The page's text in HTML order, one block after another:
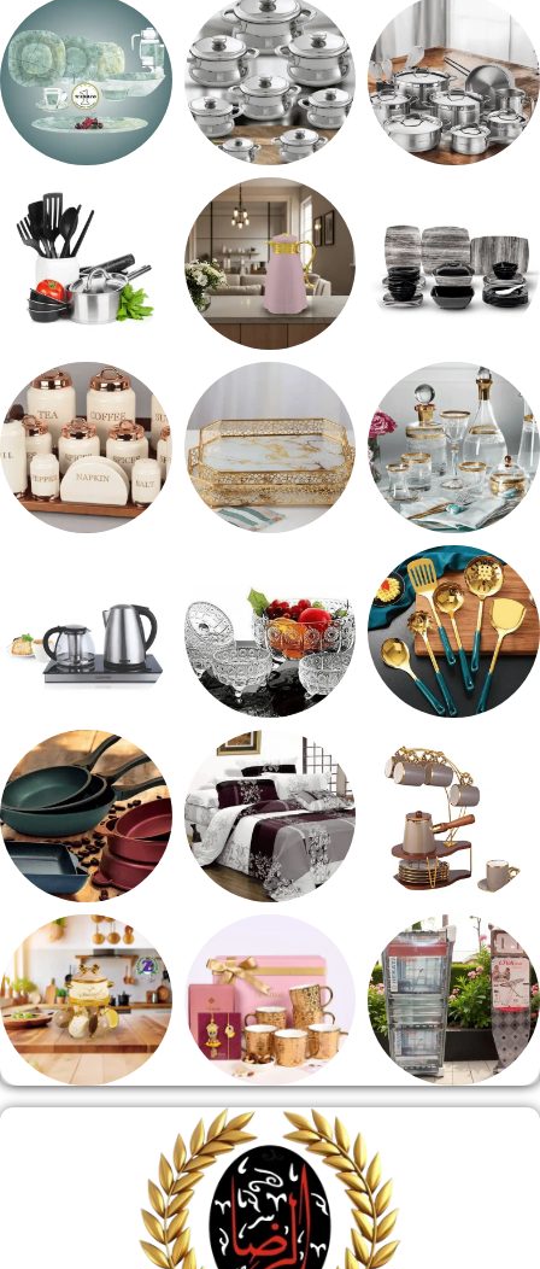
ARSHiA حلل جرانيت
حلل المونيا
طقم ميلامين ترمس شاي رفايع المطبخ
شربات وكاسات
طقم خشاف ادوات كهربائية
طقم قهوه وشاي مقلايه وطاجن
هدايا وسيلفر